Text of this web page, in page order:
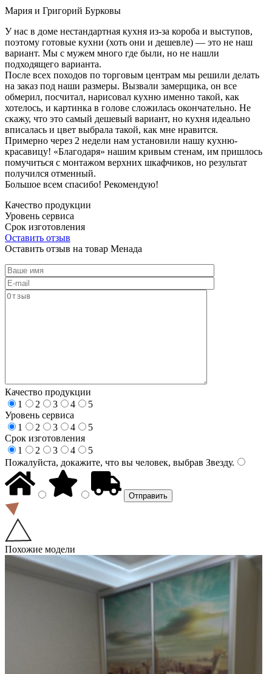
Мария и Григорий Бурковы
У нас в доме нестандартная кухня из-за короба и выступов,
поэтому готовые кухни (хоть они и дешевле) — это не наш
вариант. Мы с мужем много где были, но не нашли
подходящего варианта.
После всех походов по торговым центрам мы решили делать
на заказ под наши размеры. Вызвали замерщика, он все
обмерил, посчитал, нарисовал кухню именно такой, как
хотелось, и картинка в голове сложилась окончательно. Не
скажу, что это самый дешевый вариант, но кухня идеально
вписалась и цвет выбрала такой, как мне нравится.
Примерно через 2 недели нам установили нашу кухню-
красавицу! «Благодаря» нашим кривым стенам, им пришлось
помучиться с монтажом верхних шкафчиков, но результат
получился отменный.
Большое всем спасибо! Рекомендую!
Качество продукции
Уровень сервиса
Срок изготовления
Оставить отзыв
Оставить отзыв на товар Менада
Качество продукции
1
2 3 4
5
Уровень сервиса
1
2 3 4
5
Срок изготовления
1
2 3 4
5
Пожалуйста, докажите, что вы человек, выбрав Звезду.
Похожие модели